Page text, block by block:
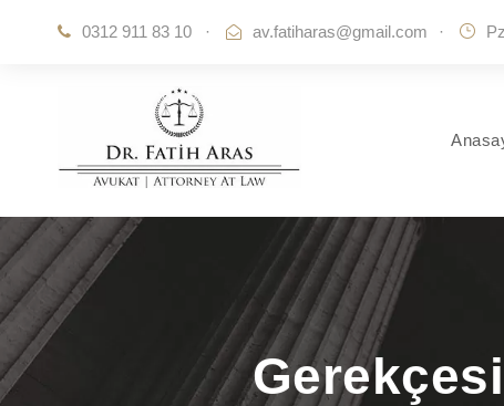
0312 911 83 10 · av.fatiharas@gmail.com ·